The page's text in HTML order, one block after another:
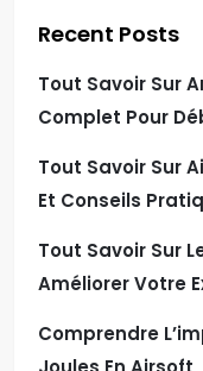
Recent Posts
Tout Savoir Sur
Complet Pour
Tout Savoir Sur
Et Conseils
Tout Savoir Sur
Améliorer Votre
Comprendre